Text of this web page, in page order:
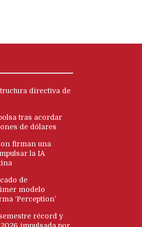
directiva de
tras acordar
de dólares
firman una
la IA
de
modelo
‘Perception’
récord y
impulsada por